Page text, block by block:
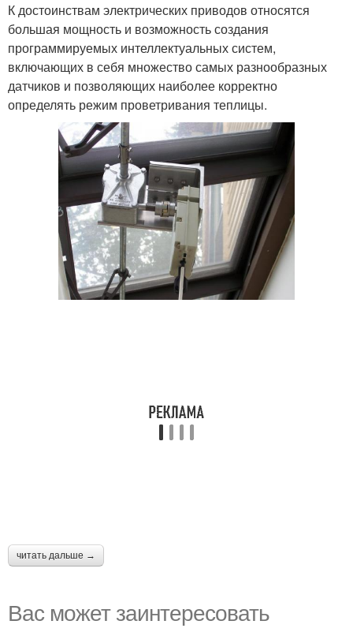
К достоинствам электрических приводов относятся
большая мощность и возможность создания
программируемых интеллектуальных систем,
включающих в себя множество самых разнообразных
датчиков и позволяющих наиболее корректно
определять режим проветривания теплицы.
читать дальше →
Вас может заинтересовать